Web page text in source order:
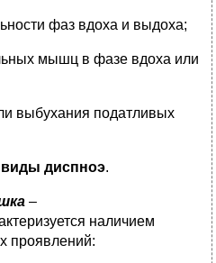
фаз вдоха и выдоха;
мышц в фазе вдоха или
выбухания податливых
виды диспноэ.
–
наличием
проявлений: